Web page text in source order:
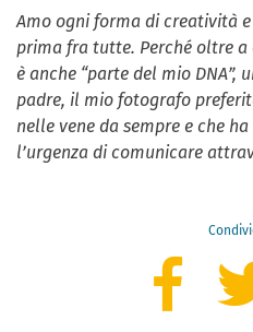
Amo ogni forma di creatività
prima fra tutte. Perché oltre
è anche “parte del mio DNA”,
padre, il mio fotografo
nelle vene da sempre e che
l’urgenza di comunicare